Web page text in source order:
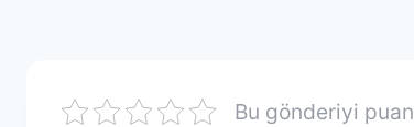
Bu gönderiyi